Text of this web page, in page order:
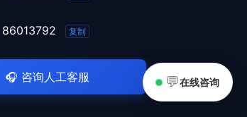
86013792 复制
🎧 咨询人工客服 💬在线咨询